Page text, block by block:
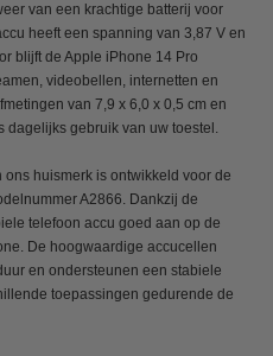
van een krachtige batterij voor
heeft een spanning van 3,87 V en
blijft de Apple iPhone 14 Pro
videobellen, internetten en
van 7,9 x 6,0 x 0,5 cm en
dagelijks gebruik van uw toestel.
huismerk is ontwikkeld voor de
A2866. Dankzij de
telefoon accu goed aan op de
De hoogwaardige accucellen
en ondersteunen een stabiele
toepassingen gedurende de